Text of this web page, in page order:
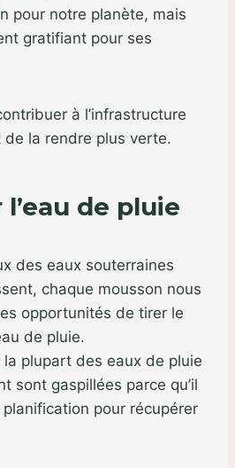
pour notre planète, mais
gratifiant pour ses
à l’infrastructure
la rendre plus verte.
de pluie
des eaux souterraines
chaque mousson nous
opportunités de tirer le
de pluie.
plupart des eaux de pluie
sont gaspillées parce qu’il
planification pour récupérer